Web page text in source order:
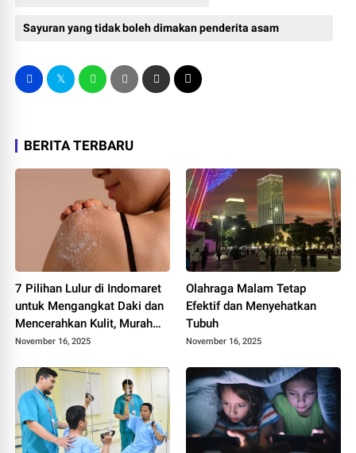
Sayuran yang tidak boleh dimakan penderita asam
BERITA TERBARU
7 Pilihan Lulur di Indomaret
untuk Mengangkat Daki dan
Mencerahkan Kulit, Murah
dan Mudah Dibeli
November 16, 2025
Olahraga Malam Tetap
Efektif dan Menyehatkan
Tubuh
November 16, 2025